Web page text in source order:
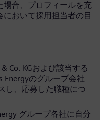
場合、プロフィールを充
おいて採用担当者の目
Co. KGおよび該当する
Energyのグループ会社
し、応募した職種につ
グループ各社に自分